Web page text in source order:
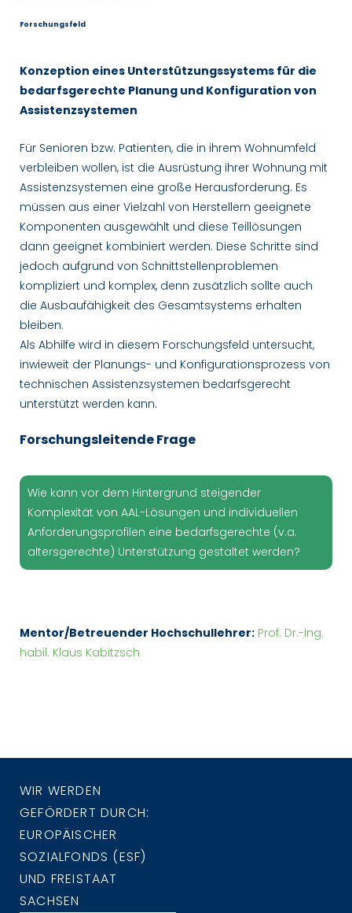
Forschungsfeld
Konzeption eines Unterstützungssystems für die
bedarfsgerechte Planung und Konfiguration von
Assistenzsystemen
Für Senioren bzw. Patienten, die in ihrem Wohnumfeld
verbleiben wollen, ist die Ausrüstung ihrer Wohnung mit
Assistenzsystemen eine große Herausforderung. Es
müssen aus einer Vielzahl von Herstellern geeignete
Komponenten ausgewählt und diese Teillösungen
dann geeignet kombiniert werden. Diese Schritte sind
jedoch aufgrund von Schnittstellenproblemen
kompliziert und komplex, denn zusätzlich sollte auch
die Ausbaufähigkeit des Gesamtsystems erhalten
bleiben.
Als Abhilfe wird in diesem Forschungsfeld untersucht,
inwieweit der Planungs- und Konfigurationsprozess von
technischen Assistenzsystemen bedarfsgerecht
unterstützt werden kann.
Forschungsleitende Frage
Wie kann vor dem Hintergrund steigender
Komplexität von AAL-Lösungen und individuellen
Anforderungsprofilen eine bedarfsgerechte (v.a.
altersgerechte) Unterstützung gestaltet werden?
Mentor/Betreuender Hochschullehrer: Prof. Dr.-Ing.
habil. Klaus Kabitzsch
WIR WERDEN
GEFÖRDERT DURCH:
EUROPÄISCHER
SOZIALFONDS (ESF)
UND FREISTAAT
SACHSEN